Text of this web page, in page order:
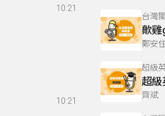
10:21
10:21
台灣
歕雞
鄭安
超級
齊斌